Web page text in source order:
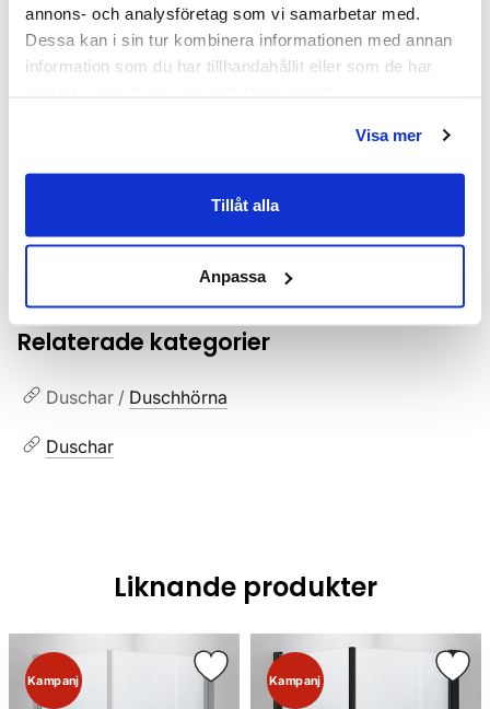
annons- och analysföretag som vi samarbetar med.
Dessa kan i sin tur kombinera informationen med annan
information som du har tillhandahållit eller som de har
Visa mer
Tillåt alla
Anpassa
Varumärke INR
INR_garantivillkor.pdf(77.97 KB
Relaterade kategorier
Duschar / Duschhörna
Duschar
Liknande produkter
Kampanj Kampanj